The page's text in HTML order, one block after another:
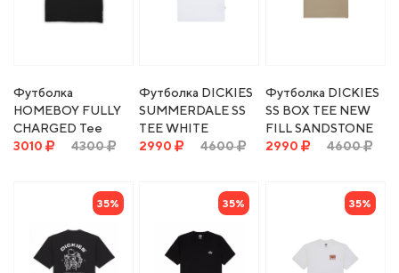
Футболка
HOMEBOY FULLY
CHARGED Tee
BLACK
3010 4300
Футболка DICKIES
SUMMERDALE SS
TEE WHITE
2990
4600
Футболка DICKIES
SS BOX TEE NEW
FILL SANDSTONE
2990
4600
35% 35% 35%